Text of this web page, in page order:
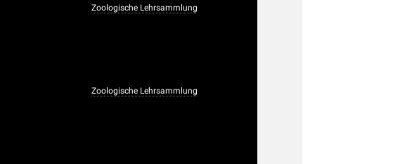
Zoologische Lehrsammlung
Zoologische Lehrsammlung